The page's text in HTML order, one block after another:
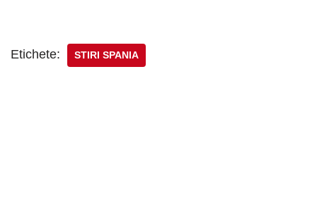
Etichete: STIRI SPANIA